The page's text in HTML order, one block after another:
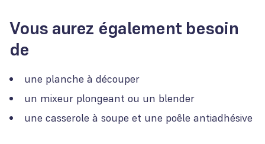
Vous aurez également besoin
de
une planche à découper
un mixeur plongeant ou un blender
une casserole à soupe et une poêle antiadhésive